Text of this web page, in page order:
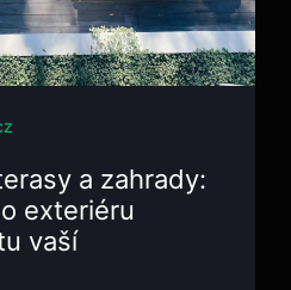
a zahrady:
exteriéru
vaší